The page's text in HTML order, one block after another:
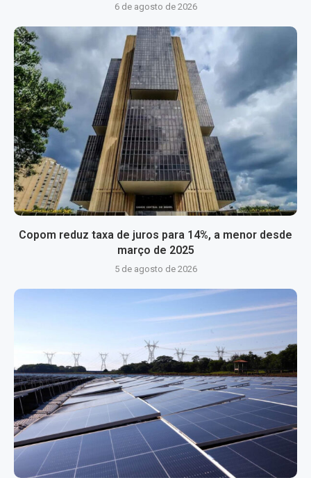
6 de agosto de 2026
Copom reduz taxa de juros para 14%, a menor desde
março de 2025
5 de agosto de 2026